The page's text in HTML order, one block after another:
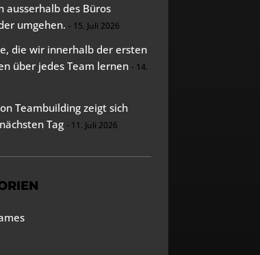
ausserhalb des Büros
umgehen.
15. Juli 2026
die wir innerhalb der ersten
über jedes Team lernen
14.
Teambuilding zeigt sich
Tag
11. Juli 2026